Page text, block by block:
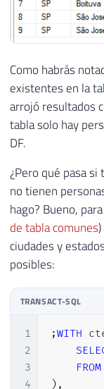
Como habrás
existentes en la
arrojó resultados
tabla solo hay
DF.
¿Pero qué pasa
no tienen
hago? Bueno,
de tabla comunes
ciudades y
posibles:
TRANSACT-SQL
1
2
3
4
;WITH
FROM
) ,